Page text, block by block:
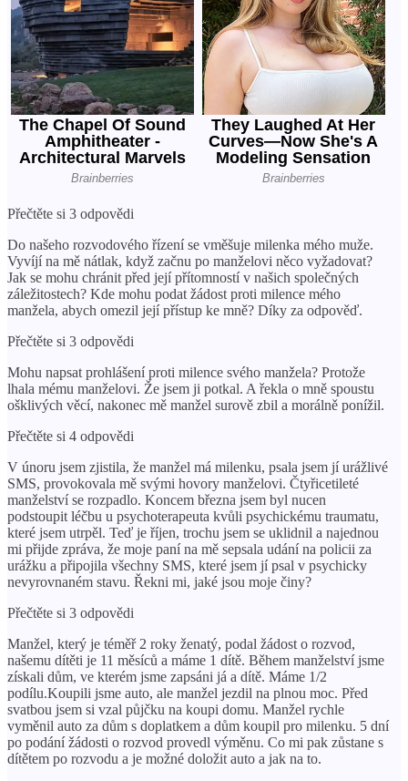
Přečtěte si 3 odpovědi
Do našeho rozvodového řízení se vměšuje milenka mého muže.
Vyvíjí na mě nátlak, když začnu po manželovi něco vyžadovat?
Jak se mohu chránit před její přítomností v našich společných
záležitostech? Kde mohu podat žádost proti milence mého
manžela, abych omezil její přístup ke mně? Díky za odpověď.
Přečtěte si 3 odpovědi
Mohu napsat prohlášení proti milence svého manžela? Protože
lhala mému manželovi. Že jsem ji potkal. A řekla o mně spoustu
ošklivých věcí, nakonec mě manžel surově zbil a morálně ponížil.
Přečtěte si 4 odpovědi
V únoru jsem zjistila, že manžel má milenku, psala jsem jí urážlivé
SMS, provokovala mě svými hovory manželovi. Čtyřicetileté
manželství se rozpadlo. Koncem března jsem byl nucen
podstoupit léčbu u psychoterapeuta kvůli psychickému traumatu,
které jsem utrpěl. Teď je říjen, trochu jsem se uklidnil a najednou
mi přijde zpráva, že moje paní na mě sepsala udání na policii za
urážku a připojila všechny SMS, které jsem jí psal v psychicky
nevyrovnaném stavu. Řekni mi, jaké jsou moje činy?
Přečtěte si 3 odpovědi
Manžel, který je téměř 2 roky ženatý, podal žádost o rozvod,
našemu dítěti je 11 měsíců a máme 1 dítě. Během manželství jsme
získali dům, ve kterém jsme zapsáni já a dítě. Máme 1/2
podílu.Koupili jsme auto, ale manžel jezdil na plnou moc. Před
svatbou jsem si vzal půjčku na koupi domu. Manžel rychle
vyměnil auto za dům s doplatkem a dům koupil pro milenku. 5 dní
po podání žádosti o rozvod provedl výměnu. Co mi pak zůstane s
dítětem po rozvodu a je možné doložit auto a jak na to.